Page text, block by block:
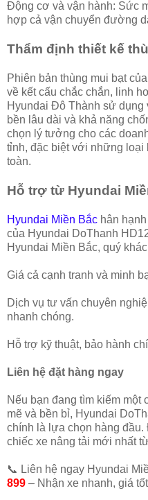
Động cơ và vận hành: Sức
hợp cả vận chuyển đường
Thẩm định thiết kế
Phiên bản thùng mui bạt
về kết cấu chắc chắn, linh
Hyundai Đô Thành sử dụng
bền lâu dài và khả năng
chọn lý tưởng cho các
tỉnh, đặc biệt với những loại
toàn.
Hỗ trợ từ Hyundai
Hyundai Miền Bắc hân
của Hyundai DoThanh
Hyundai Miền Bắc, quý
Giá cả cạnh tranh và minh
Dịch vụ tư vấn chuyên
nhanh chóng.
Hỗ trợ kỹ thuật, bảo hành
Liên hệ đặt hàng ngay
Nếu bạn đang tìm kiếm một
mẽ và bền bỉ, Hyundai
chính là lựa chọn hàng
chiếc xe nâng tải mới nhất
📞 Liên hệ ngay Hyundai
899 – Nhận xe nhanh, giá